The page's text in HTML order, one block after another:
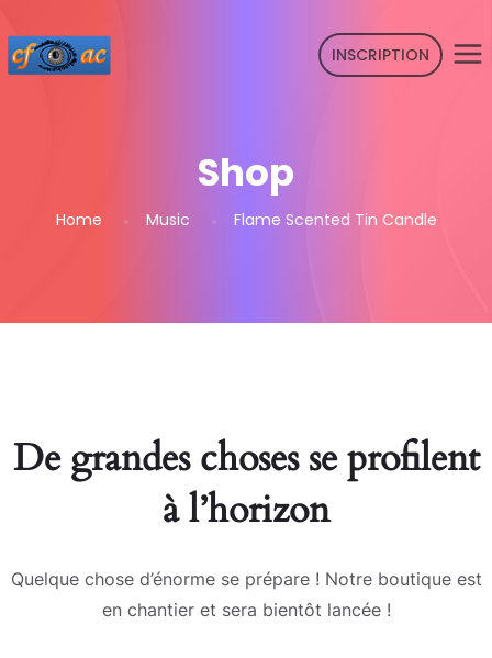
INSCRIPTION
Shop
Home Music Flame Scented Tin Candle
De grandes choses se profilent
à l’horizon
Quelque chose d’énorme se prépare ! Notre boutique est
en chantier et sera bientôt lancée !